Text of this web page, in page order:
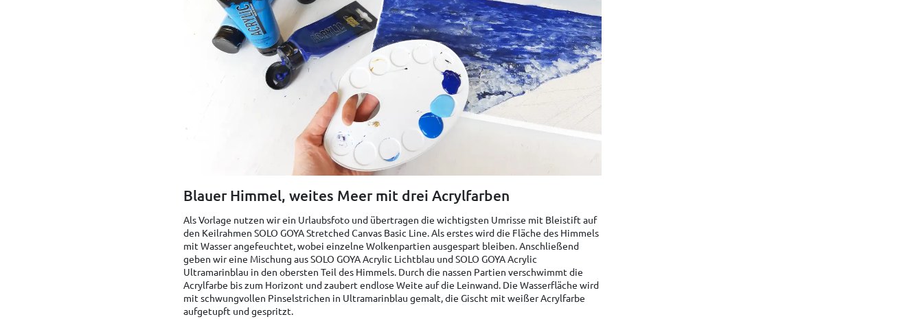
Blauer Himmel, weites Meer mit drei Acrylfarben
Als Vorlage nutzen wir ein Urlaubsfoto und übertragen die wichtigsten Umrisse mit Bleistift auf
den Keilrahmen SOLO GOYA Stretched Canvas Basic Line. Als erstes wird die Fläche des Himmels
mit Wasser angefeuchtet, wobei einzelne Wolkenpartien ausgespart bleiben. Anschließend
geben wir eine Mischung aus SOLO GOYA Acrylic Lichtblau und SOLO GOYA Acrylic
Ultramarinblau in den obersten Teil des Himmels. Durch die nassen Partien verschwimmt die
Acrylfarbe bis zum Horizont und zaubert endlose Weite auf die Leinwand. Die Wasserfläche wird
mit schwungvollen Pinselstrichen in Ultramarinblau gemalt, die Gischt mit weißer Acrylfarbe
aufgetupft und gespritzt.